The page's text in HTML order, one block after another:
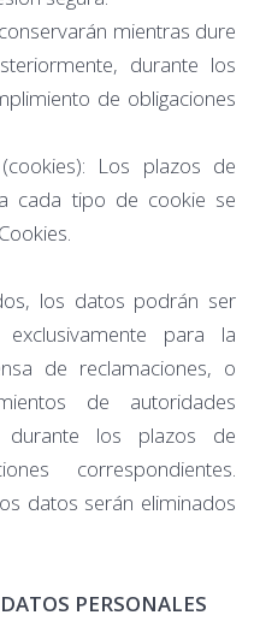
mientras dure
durante los
de obligaciones
Los plazos de
cada tipo de cookie se
los datos podrán ser
para la
de reclamaciones, o
de autoridades
durante los plazos de
correspondientes.
datos serán eliminados
PERSONALES